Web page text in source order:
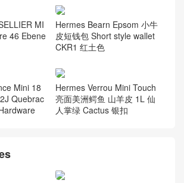
MI
46 Ebene
Hermes Bearn Epsom 小牛
皮短钱包 Short style wallet
CKR1 红土色
Mini 18
Quebrac
Hermes Verrou Mini Touch
亮面美洲鳄鱼 山羊皮 1L 仙
人掌绿 Cactus 银扣